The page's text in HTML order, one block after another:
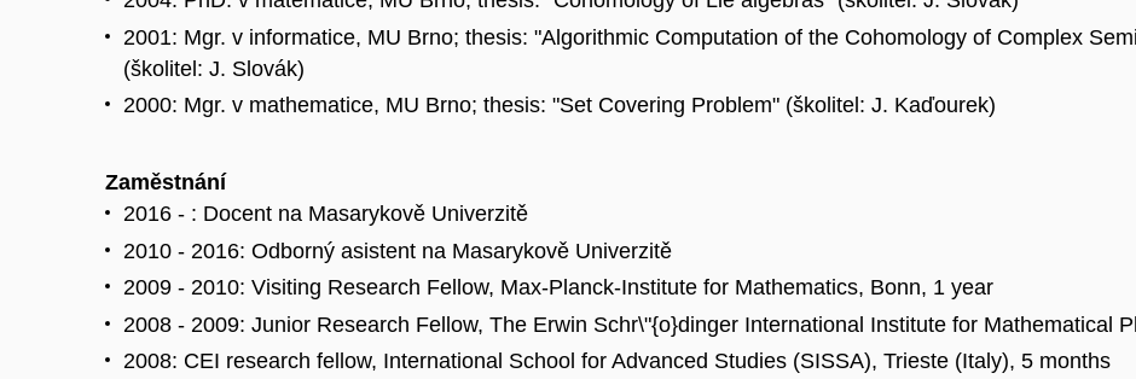
2001: Mgr. v informatice, MU Brno; thesis: "Algorithmic Computation of the Cohomology of Complex
(školitel: J. Slovák)
2000: Mgr. v mathematice, MU Brno; thesis: "Set Covering Problem" (školitel: J. Kaďourek)
Zaměstnání
2016 - : Docent na Masarykově Univerzitě
2010 - 2016: Odborný asistent na Masarykově Univerzitě
2009 - 2010: Visiting Research Fellow, Max-Planck-Institute for Mathematics, Bonn, 1 year
2008 - 2009: Junior Research Fellow, The Erwin Schr\"{o}dinger International Institute for Mathematical
2008: CEI research fellow, International School for Advanced Studies (SISSA), Trieste (Italy), 5 months